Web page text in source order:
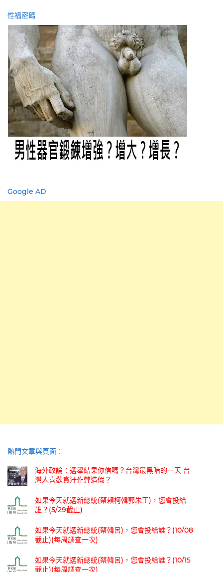
性福密碼
Google AD
熱門文章與頁面︰
海外政論：選舉結果你信嗎？台灣最黑暗的一天 台
灣人喜歡貪汙作弊造假？
如果今天就選新總統(蔡賴柯韓郭朱王)，您會投給
誰？(5/29截止)
如果今天就選新總統(蔡韓呂)，您會投給誰？(10/08
截止)(每周調查一次)
如果今天就選新總統(蔡韓呂)，您會投給誰？(10/15
截止)(每周調查一次)